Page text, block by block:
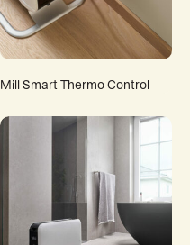
Mill Smart Thermo Control